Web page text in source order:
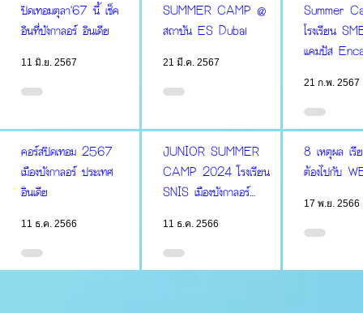
ปิดเทอมตุลา'67 นี้ เช็ค
อินที่บังกาลอร์ อินเดีย
11 มิ.ย. 2567
SUMMER CAMP @
สถาบัน ES Dubai
21 มี.ค. 2567
Summer
โรงเรียน
แคมปัส
21 ก.พ. 2567
คอร์สปิดเทอม 2567
เมืองบังกาลอร์ ประเทศ
อินเดีย
11 ธ.ค. 2566
JUNIOR SUMMER
CAMP 2024 โรงเรียน
SNIS เมืองบังกาลอร์
11 ธ.ค. 2566
8 เหตุผล เรี
ต้องไปกับ
17 พ.ย. 2566